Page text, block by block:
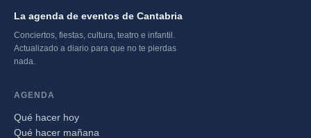
La agenda de eventos de Cantabria
Conciertos, fiestas, cultura, teatro e infantil.
Actualizado a diario para que no te pierdas
nada.
AGENDA
Qué hacer hoy
Qué hacer mañana